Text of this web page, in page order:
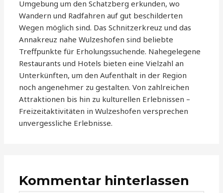
Umgebung um den Schatzberg erkunden, wo
Wandern und Radfahren auf gut beschilderten
Wegen möglich sind. Das Schnitzerkreuz und das
Annakreuz nahe Wulzeshofen sind beliebte
Treffpunkte für Erholungssuchende. Nahegelegene
Restaurants und Hotels bieten eine Vielzahl an
Unterkünften, um den Aufenthalt in der Region
noch angenehmer zu gestalten. Von zahlreichen
Attraktionen bis hin zu kulturellen Erlebnissen –
Freizeitaktivitäten in Wulzeshofen versprechen
unvergessliche Erlebnisse.
Kommentar hinterlassen